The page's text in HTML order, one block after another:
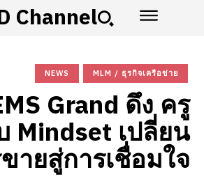
Channel
NEWS MLM / ธุรกิจเครือข่าย
Grand ดึง ครู
Mindset เปลี่ยน
ายสู่การเชื่อมใจ